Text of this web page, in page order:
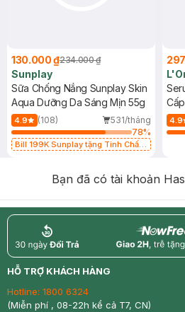
130.000 ₫234.000 ₫
Sunplay
Sữa Chống Nắng Sunplay Skin
Aqua Dưỡng Da Sáng Mịn 55g
4.9 (108)
531/tháng
78%
Bill 199K Sunplay tặng Tinh Chất
4.9
Bạn đã có tài khoản
return nowfree
HỖ TRỢ KHÁCH HÀNG
Hotline: 1800 6324
(Miễn phí , 08-22h kể cả T7, CN)